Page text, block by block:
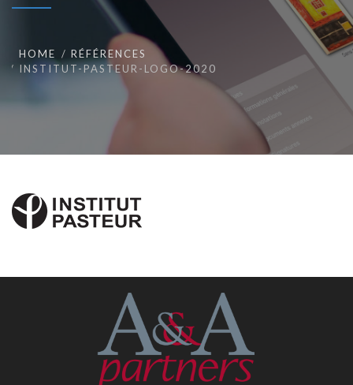
HOME
RÉFÉRENCES
INSTITUT-PASTEUR-LOGO-2020